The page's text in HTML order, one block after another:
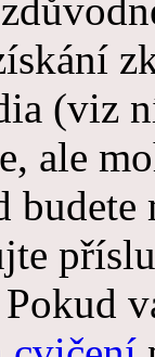
(viz
ale
Pokud